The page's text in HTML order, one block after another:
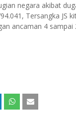
negara akibat
Tersangka JS
ancaman 4 sampai